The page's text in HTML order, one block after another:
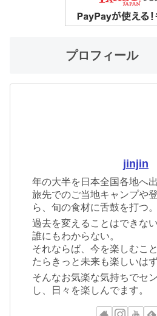
プロフィール
jinjin
年の大半を日本全国各地へ
旅先でのご当地キャンプや
ら、旬の食材に舌鼓を打つ。
過去を変えることはできな
誰にもわからない。
それならば、今を楽しむこ
たらきっと未来も楽しいはず
そんなお気楽な気持ちでセ
し、日々を楽しんでます。